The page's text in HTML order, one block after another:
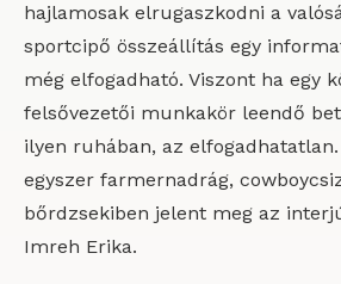
hajlamosak elrugaszkodni a
sportcipő összeállítás egy
még elfogadható. Viszont ha egy
felsővezetői munkakör leendő
ilyen ruhában, az
egyszer farmernadrág,
bőrdzsekiben jelent meg az
Imreh Erika.